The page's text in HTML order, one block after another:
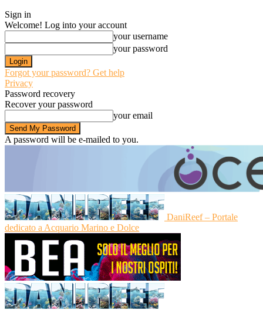
Sign in
Welcome! Log into your account
your username
your password
Forgot your password? Get help
Privacy
Password recovery
Recover your password
your email
A password will be e-mailed to you.
DaniReef – Portale
dedicato a Acquario Marino e Dolce